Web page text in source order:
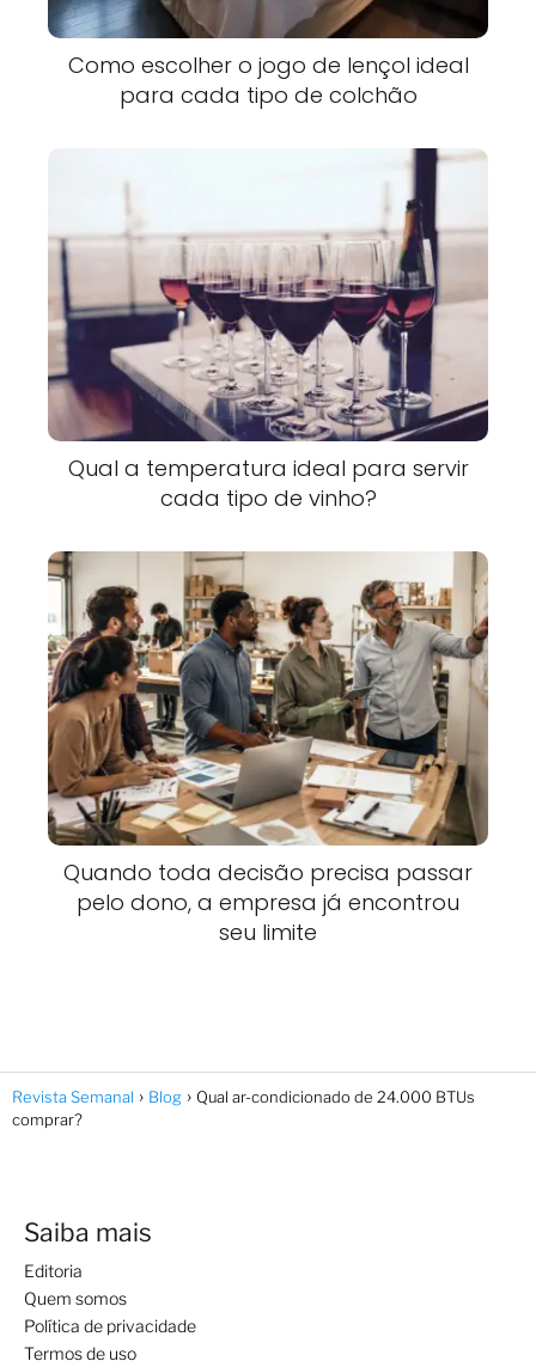
Como escolher o jogo de lençol ideal
para cada tipo de colchão
Qual a temperatura ideal para servir
cada tipo de vinho?
Quando toda decisão precisa passar
pelo dono, a empresa já encontrou
seu limite
Revista Semanal Blog
Qual ar-condicionado de 24.000 BTUs
comprar?
Saiba mais
Editoria
Quem somos
Política de privacidade
Termos de uso